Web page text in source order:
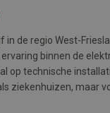
onderaannemers.
in de regio West-
binnen de
op technische
ziekenhuizen, maar
in de